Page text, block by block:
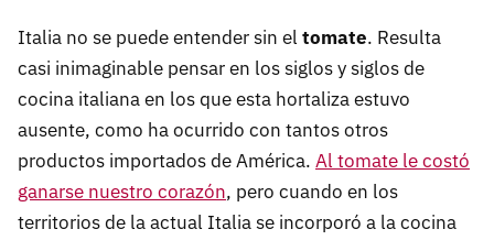
Italia no se puede entender sin el tomate. Resulta
casi inimaginable pensar en los siglos y siglos de
cocina italiana en los que esta hortaliza estuvo
ausente, como ha ocurrido con tantos otros
productos importados de América. Al tomate le costó
ganarse nuestro corazón, pero cuando en los
territorios de la actual Italia se incorporó a la cocina